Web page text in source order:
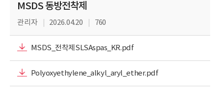
MSDS 동방전착제
관리자 2026.04.20 760
MSDS_전착제SLSAspas_KR.pdf
Polyoxyethylene_alkyl_aryl_ether.pdf